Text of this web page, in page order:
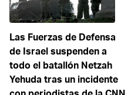
Las Fuerzas de Defensa
de Israel suspenden a
todo el batallón Netzah
Yehuda tras un incidente